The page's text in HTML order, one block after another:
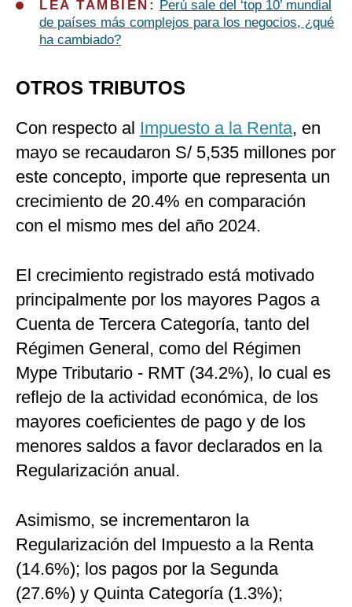
LEA TAMBIÉN:
Perú sale del ‘top 10’ mundial
de países más complejos para los negocios, ¿qué
ha cambiado?
OTROS TRIBUTOS
Con respecto al Impuesto a la Renta, en
mayo se recaudaron S/ 5,535 millones por
este concepto, importe que representa un
crecimiento de 20.4% en comparación
con el mismo mes del año 2024.
El crecimiento registrado está motivado
principalmente por los mayores Pagos a
Cuenta de Tercera Categoría, tanto del
Régimen General, como del Régimen
Mype Tributario - RMT (34.2%), lo cual es
reflejo de la actividad económica, de los
mayores coeficientes de pago y de los
menores saldos a favor declarados en la
Regularización anual.
Asimismo, se incrementaron la
Regularización del Impuesto a la Renta
(14.6%); los pagos por la Segunda
(27.6%) y Quinta Categoría (1.3%);